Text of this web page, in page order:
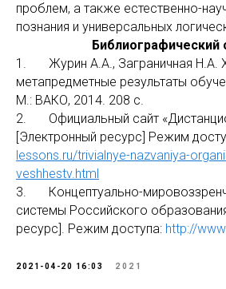
проблем, а также естественно-
познания и универсальных
Библиографический
1. Журин А.А., Заграничная Н.А.
метапредметные результаты
М.: ВАКО, 2014. 208 с.
2. Официальный сайт
[Электронный ресурс] Режим
lessons.ru/trivialnye-nazvaniya-
veshhestv.html
3. Концептуально-
системы Российского
ресурс]. Режим доступа: http://
2021-04-20 16:03 2021